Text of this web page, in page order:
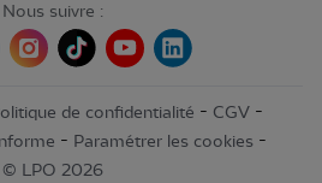
Nous suivre :
de confidentialité - CGV -
- Paramétrer les cookies -
© LPO 2026